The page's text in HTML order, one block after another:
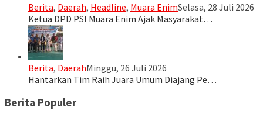
Berita, Daerah, Headline, Muara EnimSelasa, 28 Juli 2026
Ketua DPD PSI Muara Enim Ajak Masyarakat…
Berita, DaerahMinggu, 26 Juli 2026
Hantarkan Tim Raih Juara Umum Diajang Pe…
Berita Populer